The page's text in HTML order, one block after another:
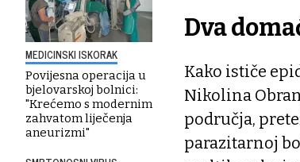
MEDICINSKI ISKORAK
Povijesna operacija u
bjelovarskoj bolnici:
"Krećemo s modernim
zahvatom liječenja
aneurizmi"
Dva
Kako ističe
Nikolina
područja,
parazitarnoj